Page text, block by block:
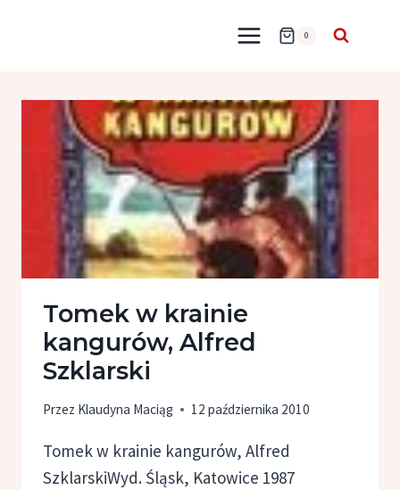
0
Tomek w krainie
kangurów, Alfred
Szklarski
Przez Klaudyna Maciąg 12 października 2010
Tomek w krainie kangurów, Alfred
SzklarskiWyd. Śląsk, Katowice 1987